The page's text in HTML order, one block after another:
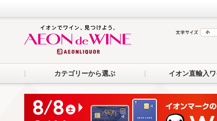
カテゴリーから選ぶ イオン直輸入